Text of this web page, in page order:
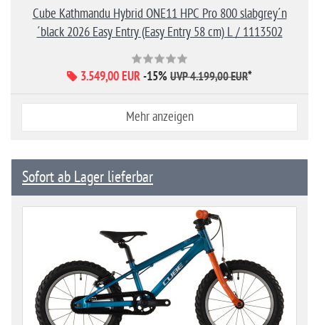
Cube Kathmandu Hybrid ONE11 HPC Pro 800 slabgrey´n
´black 2026 Easy Entry (Easy Entry 58 cm) L / 1113502
3.549,00 EUR-15% UVP 4.199,00 EUR*
Mehr anzeigen
Sofort ab Lager lieferbar